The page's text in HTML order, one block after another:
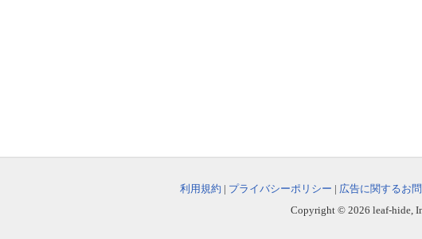
利用規約 | プライバシーポリシー | 広告に関するお
Copyright © 2026 leaf-hide,